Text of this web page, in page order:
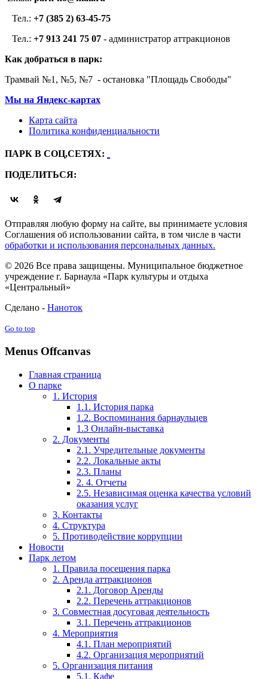
Тел.: +7 (385 2) 63-45-75
Тел.: +7 913 241 75 07 - администратор аттракционов
Как добраться в парк:
Трамвай №1, №5, №7 - остановка "Площадь Свободы"
Мы на Яндекс-картах
Карта сайта
Политика конфиденциальности
ПАРК В СОЦ,СЕТЯХ:
ПОДЕЛИТЬСЯ:
Отправляя любую форму на сайте, вы принимаете условия
Соглашения об использовании сайта, в том числе в части
обработки и использования персональных данных.
© 2026 Все права защищены. Муниципальное бюджетное
учреждение г. Барнаула «Парк культуры и отдыха
«Центральный»
Сделано - Наноток
Go to top
Menus Offcanvas
Главная страница
О парке
1. История
1.1. История парка
1.2. Воспоминания барнаульцев
1.3 Онлайн-выставка
2. Документы
2.1. Учредительные документы
2.2. Локальные акты
2.3. Планы
2. 4. Отчеты
2.5. Независимая оценка качества условий
оказания услуг
3. Контакты
4. Структура
5. Противодействие коррупции
Новости
Парк летом
1. Правила посещения парка
2. Аренда аттракционов
2.1. Договор Аренды
2.2. Перечень аттракционов
3. Совместная досуговая деятельность
3.1. Перечень аттракционов
4. Мероприятия
4.1. План мероприятий
4.2. Организация мероприятий
5. Организация питания
5.1. Кафе